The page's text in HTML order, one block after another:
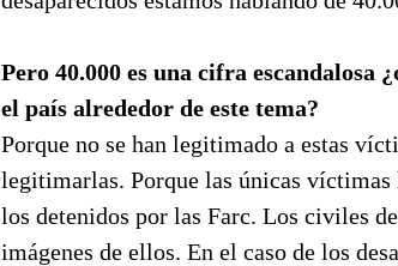
Pero 40.000 es una cifra escandalosa
el país alrededor de este tema?
Porque no se han legitimado a estas
legitimarlas. Porque las únicas
los detenidos por las Farc. Los civiles
imágenes de ellos. En el caso de los